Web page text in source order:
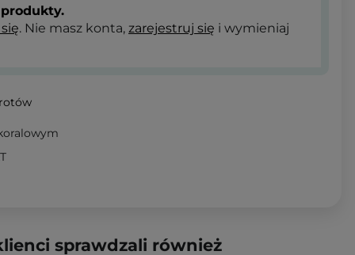
. Nie masz konta, zarejestruj się i wymieniaj
sprawdzali również